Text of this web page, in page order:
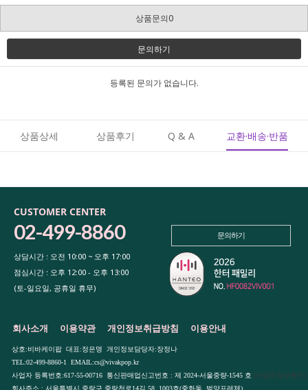
상품문의0
문의하기
등록된 문의가 없습니다.
상품상세 상품후기 Q & A 교환·배송·반품
CUSTOMER CENTER
02-499-8860
상담시간 : 오전 10:00 ~ 오후 17:00
점심시간 : 오후 12:00 - 오후 13:00
(토-일요일, 공휴일 휴무)
문의하기
회사소개 이용약관 개인정보취급방침 이용안내
상호:비바케이팝 대표:정은명 개인정보담당자:장정나
TEL:02-499-8860-1 EMAIL:cs@vivakpop.kr
사업자 등록번호:617-55-00716 통신판매업신고번호 : 제 2024-서울중량-1545 호 [사업자정보확인]
회사주소 : 서울특별시 중랑구 중랑천로14길 58, 1003호(중화동, 범양프레체)